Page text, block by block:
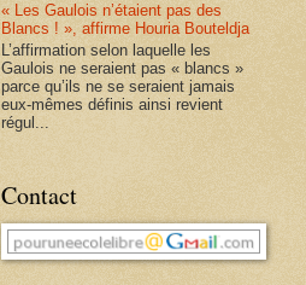
« Les Gaulois n’étaient pas des
Blancs ! », affirme Houria Bouteldja
L’affirmation selon laquelle les
Gaulois ne seraient pas « blancs »
parce qu’ils ne se seraient jamais
eux-mêmes définis ainsi revient
régul...
Contact